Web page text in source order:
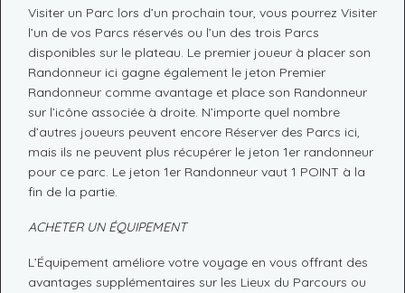
Visiter un Parc lors d’un prochain tour, vous pourrez Visiter
l’un de vos Parcs réservés ou l’un des trois Parcs
disponibles sur le plateau. Le premier joueur à placer son
Randonneur ici gagne également le jeton Premier
Randonneur comme avantage et place son Randonneur
sur l’icône associée à droite. N’importe quel nombre
d’autres joueurs peuvent encore Réserver des Parcs ici,
mais ils ne peuvent plus récupérer le jeton 1er randonneur
pour ce parc. Le jeton 1er Randonneur vaut 1 POINT à la
fin de la partie.
ACHETER UN ÉQUIPEMENT
L’Équipement améliore votre voyage en vous offrant des
avantages supplémentaires sur les Lieux du Parcours ou